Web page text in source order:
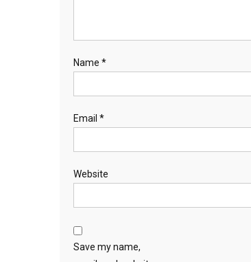
Name *
Email *
Website
Save my name,